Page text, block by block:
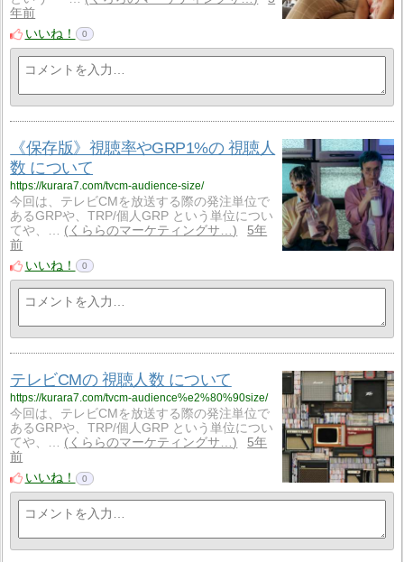
年前
いいね！
0
《保存版》視聴率やGRP1%の 視聴人
数 について
https://kurara7.com/tvcm-audience-size/
今回は、テレビCMを放送する際の発注単位で
あるGRPや、TRP/個人GRP という単位につい
てや、…
くららのマーケティングサ…
5年
前
いいね！
0
テレビCMの 視聴人数 について
https://kurara7.com/tvcm-audience%e2%80%90size/
今回は、テレビCMを放送する際の発注単位で
あるGRPや、TRP/個人GRP という単位につい
てや、…
くららのマーケティングサ…
5年
前
いいね！
0